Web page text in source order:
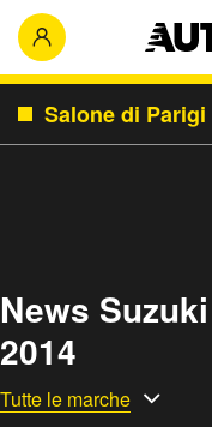
Salone di Parigi
News
2014
Tutte le marche